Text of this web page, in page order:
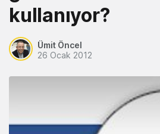
kullanıyor?
Ümit Öncel
26 Ocak 2012